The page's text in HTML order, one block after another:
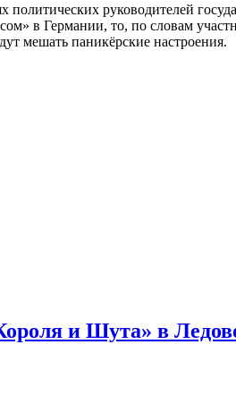
руководителей
в Германии, то, по словам
мешать паникёрские настроения.
и Шута» в